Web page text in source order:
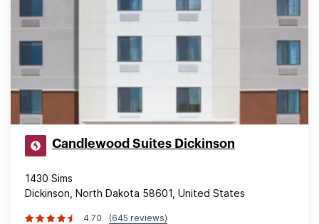
Candlewood Suites Dickinson
1430 Sims
Dickinson, North Dakota 58601, United States
4.70 (645 reviews)